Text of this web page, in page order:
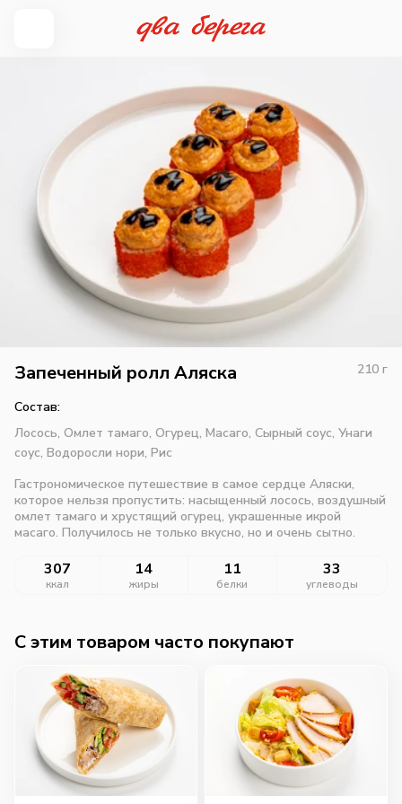
Запеченный ролл Аляска 210 г
Состав:
Лосось, Омлет тамаго, Огурец, Масаго, Сырный соус, Унаги
соус, Водоросли нори, Рис
Гастрономическое путешествие в самое сердце Аляски,
которое нельзя пропустить: насыщенный лосось, воздушный
омлет тамаго и хрустящий огурец, украшенные икрой
масаго. Получилось не только вкусно, но и очень сытно.
307
ккал
14
жиры
11
белки
33
углеводы
C этим товаром часто покупают